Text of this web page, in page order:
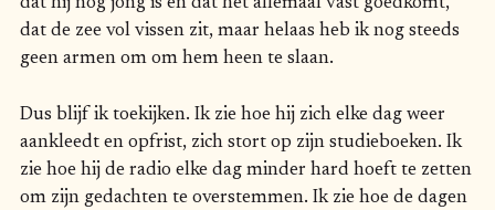
dat de zee vol vissen zit, maar helaas heb ik nog steeds
geen armen om om hem heen te slaan.
Dus blijf ik toekijken. Ik zie hoe hij zich elke dag weer
aankleedt en opfrist, zich stort op zijn studieboeken. Ik
zie hoe hij de radio elke dag minder hard hoeft te zetten
om zijn gedachten te overstemmen. Ik zie hoe de dagen